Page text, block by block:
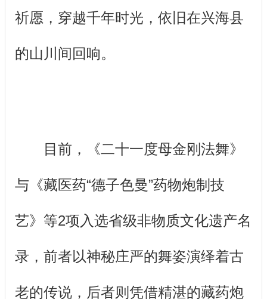
祈愿，穿越千年时光，依旧在兴海县
的山川间回响。
目前，《二十一度母金刚法舞》
与《藏医药“德子色曼”药物炮制技
艺》等2项入选省级非物质文化遗产名
录，前者以神秘庄严的舞姿演绎着古
老的传说，后者则凭借精湛的藏药炮